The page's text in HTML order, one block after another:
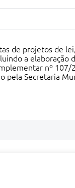
de projetos de
a elaboração
nº 107/
Secretaria